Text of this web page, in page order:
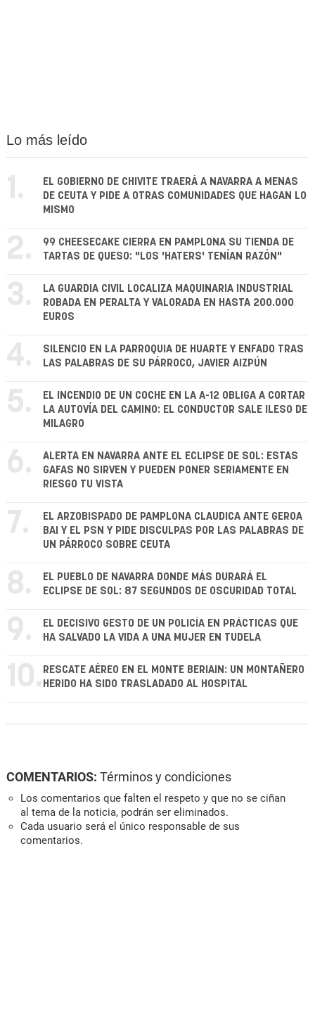
Lo más leído
1.
EL GOBIERNO DE CHIVITE TRAERÁ A NAVARRA A MENAS
DE CEUTA Y PIDE A OTRAS COMUNIDADES QUE HAGAN LO
MISMO
2.
99 CHEESECAKE CIERRA EN PAMPLONA SU TIENDA DE
TARTAS DE QUESO: "LOS 'HATERS' TENÍAN RAZÓN"
3.
LA GUARDIA CIVIL LOCALIZA MAQUINARIA INDUSTRIAL
ROBADA EN PERALTA Y VALORADA EN HASTA 200.000
EUROS
4.
SILENCIO EN LA PARROQUIA DE HUARTE Y ENFADO TRAS
LAS PALABRAS DE SU PÁRROCO, JAVIER AIZPÚN
5.
EL INCENDIO DE UN COCHE EN LA A-12 OBLIGA A CORTAR
LA AUTOVÍA DEL CAMINO: EL CONDUCTOR SALE ILESO DE
MILAGRO
6.
ALERTA EN NAVARRA ANTE EL ECLIPSE DE SOL: ESTAS
GAFAS NO SIRVEN Y PUEDEN PONER SERIAMENTE EN
RIESGO TU VISTA
7.
EL ARZOBISPADO DE PAMPLONA CLAUDICA ANTE GEROA
BAI Y EL PSN Y PIDE DISCULPAS POR LAS PALABRAS DE
UN PÁRROCO SOBRE CEUTA
8.
EL PUEBLO DE NAVARRA DONDE MÁS DURARÁ EL
ECLIPSE DE SOL: 87 SEGUNDOS DE OSCURIDAD TOTAL
9.
EL DECISIVO GESTO DE UN POLICÍA EN PRÁCTICAS QUE
HA SALVADO LA VIDA A UNA MUJER EN TUDELA
10. RESCATE AÉREO EN EL MONTE BERIAIN: UN MONTAÑERO
HERIDO HA SIDO TRASLADADO AL HOSPITAL
COMENTARIOS: Términos y condiciones
Los comentarios que falten el respeto y que no se ciñan
al tema de la noticia, podrán ser eliminados.
Cada usuario será el único responsable de sus
comentarios.